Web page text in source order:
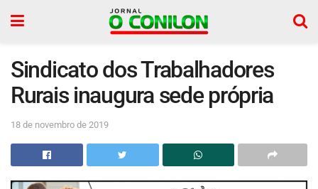
Sindicato dos Trabalhadores
Rurais inaugura sede própria
18 de novembro de 2019